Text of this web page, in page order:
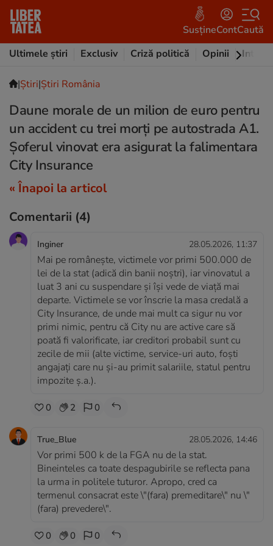
SusțineContCaută
Ultimele știri
Exclusiv Criză politică Opinii
|Ştiri|Știri România
Daune morale de un milion de euro pentru
un accident cu trei morți pe autostrada A1.
Șoferul vinovat era asigurat la falimentara
City Insurance
« Înapoi la articol
Comentarii (4)
Inginer 28.05.2026, 11:37
Mai pe româneşte, victimele vor primi 500.000 de
lei de la stat (adică din banii noştri), iar vinovatul a
luat 3 ani cu suspendare şi îşi vede de viaţă mai
departe. Victimele se vor înscrie la masa credală a
City Insurance, de unde mai mult ca sigur nu vor
primi nimic, pentru că City nu are active care să
poată fi valorificate, iar creditori probabil sunt cu
zecile de mii (alte victime, service-uri auto, foşti
angajaţi care nu şi-au primit salariile, statul pentru
impozite ş.a.).
0 2 0
True_Blue 28.05.2026, 14:46
Vor primi 500 k de la FGA nu de la stat.
Bineinteles ca toate despagubirile se reflecta pana
la urma in politele tuturor. Apropo, cred ca
termenul consacrat este \"(fara) premeditare\" nu \"
(fara) prevedere\".
0 0 0